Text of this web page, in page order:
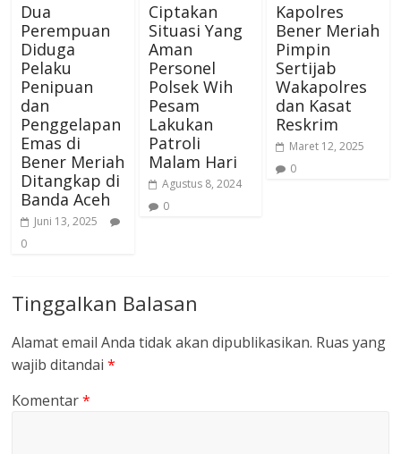
Dua
Perempuan
Diduga
Pelaku
Penipuan
dan
Penggelapan
Emas di
Bener Meriah
Ditangkap di
Banda Aceh
Juni 13, 2025
0
Ciptakan
Situasi Yang
Aman
Personel
Polsek Wih
Pesam
Lakukan
Patroli
Malam Hari
Agustus 8, 2024
0
Kapolres
Bener Meriah
Pimpin
Sertijab
Wakapolres
dan Kasat
Reskrim
Maret 12, 2025
0
Tinggalkan Balasan
Alamat email Anda tidak akan dipublikasikan. Ruas yang
wajib ditandai*
Komentar*